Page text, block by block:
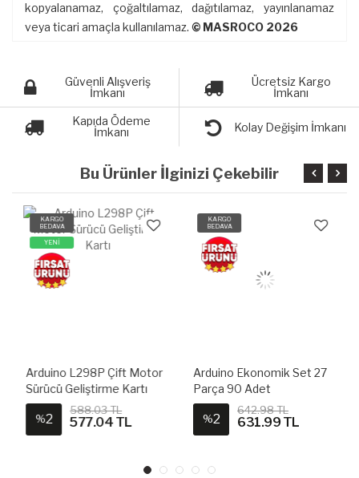
kopyalanamaz, çoğaltılamaz, dağıtılamaz, yayınlanamaz
veya ticari amaçla kullanılamaz. © MASROCO 2026
Güvenli Alışveriş
İmkanı
Ücretsiz Kargo
İmkanı
Kapıda Ödeme
İmkanı
Kolay Değişim İmkanı
Bu Ürünler İlginizi Çekebilir
KARGO
BEDAVA
YENİ
Arduino L298P Çift Motor
Sürücü Geliştirme Kartı
%2
588.03 TL
577.04 TL
KARGO
BEDAVA
Arduino Ekonomik Set 27
Parça 90 Adet
%2
642.98 TL
631.99 TL